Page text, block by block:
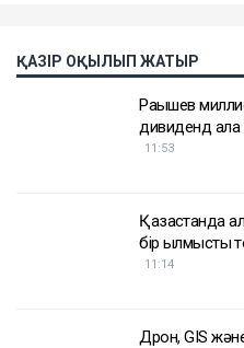
ҚАЗІР ОҚЫЛЫП ЖАТЫР
Рақышев
дивиденд
11:53
Қазақстанда
бір қылмыстық
11:14
Дрон, GIS